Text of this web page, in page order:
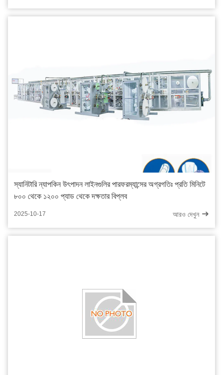
স্যানিটারি ন্যাপকিন উৎপাদন লাইনগুলির পারফরম্যান্সের অগ্রগতিঃ প্রতি মিনিটে
৮০০ থেকে ১২০০ প্যাড থেকে দক্ষতার বিপ্লব
2025-10-17 আরও দেখুন